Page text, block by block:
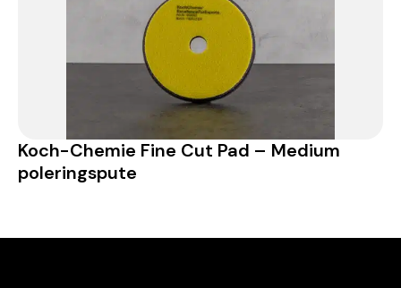
Koch-Chemie Fine Cut Pad – Medium
poleringspute